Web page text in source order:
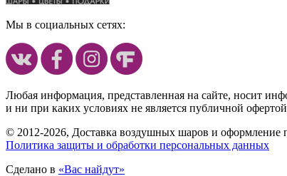
Мы в социальных сетях:
Любая информация, представленная на сайте, носит
и ни при каких условиях не является публичной
© 2012-2026, Доставка воздушных шаров и оформление
Политика защиты и обработки персональных данных
Сделано в «Вас найдут»